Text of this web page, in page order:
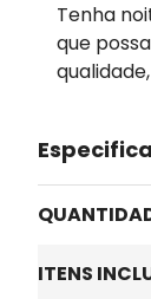
Tenha
que
ITENS